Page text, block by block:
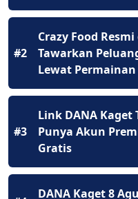
#2
Crazy Food
Tawarkan
Lewat Permainan
#3
Link DANA Kaget
Punya Akun
Gratis
DANA Kaget 8